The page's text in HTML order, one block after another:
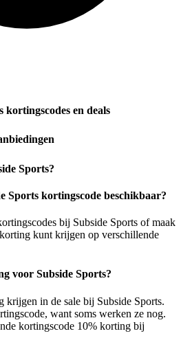
kortingscodes en deals
Sports?
Sports kortingscode beschikbaar?
bij Subside Sports of maak
kunt krijgen op verschillende
voor Subside Sports?
krijgen in de sale bij Subside Sports.
want soms werken ze nog.
kortingscode 10% korting bij